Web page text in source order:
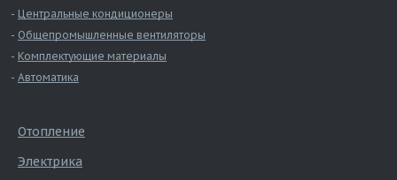
Центральные кондиционеры
Общепромышленные вентиляторы
Комплектующие материалы
Автоматика
Отопление
Электрика